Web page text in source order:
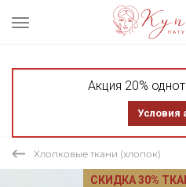
Акция 20%
Условия
Хлопковые ткани (хлопок)
СКИДКА 30%